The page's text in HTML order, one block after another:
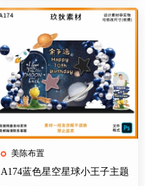
美陈布置
A174蓝色星空星球小王子主题